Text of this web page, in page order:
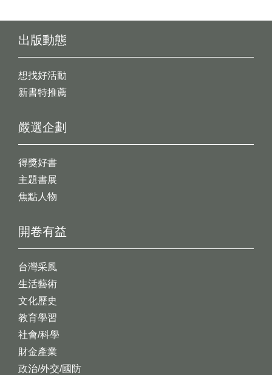
出版動態
想找好活動
新書特推薦
開卷有益
台灣采風
生活藝術
文化歷史
教育學習
社會/科學
財金產業
政治/外交/國防
嚴選企劃
得獎好書
主題書展
焦點人物